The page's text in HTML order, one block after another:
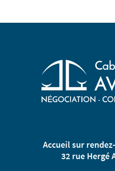
Accueil sur
32 rue Hergé